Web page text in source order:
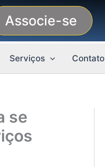
Associe-se
Serviços Contato
se